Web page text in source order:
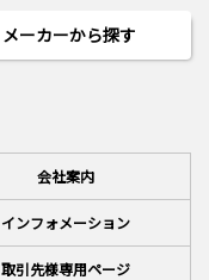
メーカーから探す
会社案内
インフォメーション
取引先様専用ページ